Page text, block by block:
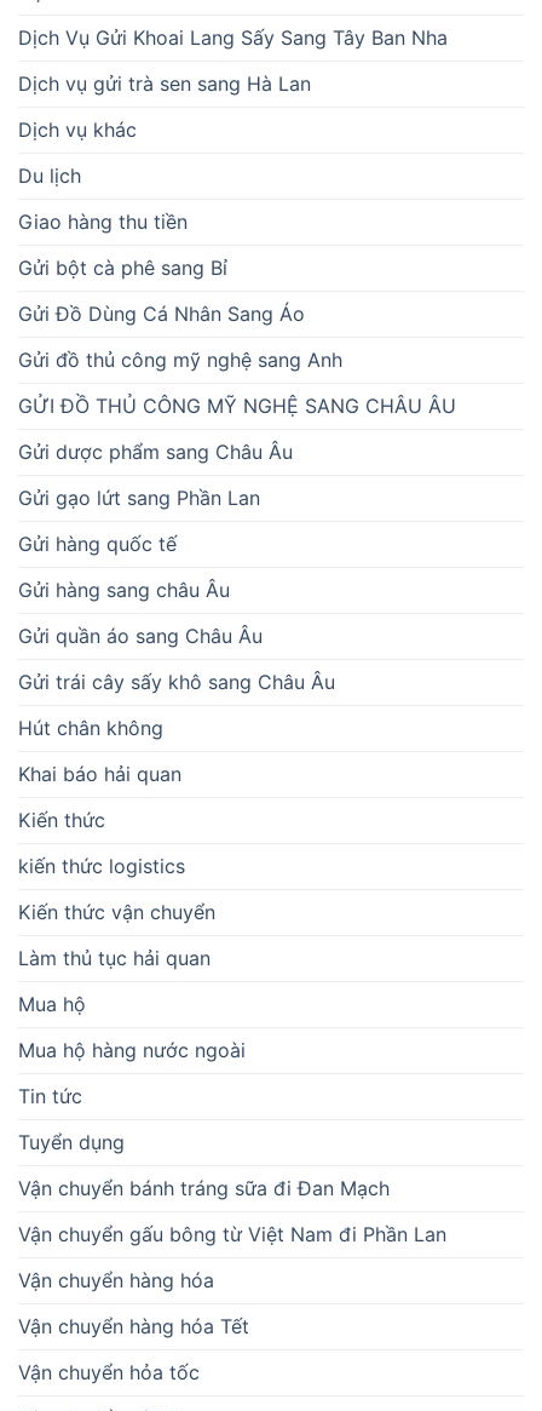
Dịch Vụ Gửi Khoai Lang Sấy Sang Tây Ban Nha
Dịch vụ gửi trà sen sang Hà Lan
Dịch vụ khác
Du lịch
Giao hàng thu tiền
Gửi bột cà phê sang Bỉ
Gửi Đồ Dùng Cá Nhân Sang Áo
Gửi đồ thủ công mỹ nghệ sang Anh
GỬI ĐỒ THỦ CÔNG MỸ NGHỆ SANG CHÂU ÂU
Gửi dược phẩm sang Châu Âu
Gửi gạo lứt sang Phần Lan
Gửi hàng quốc tế
Gửi hàng sang châu Âu
Gửi quần áo sang Châu Âu
Gửi trái cây sấy khô sang Châu Âu
Hút chân không
Khai báo hải quan
Kiến thức
kiến thức logistics
Kiến thức vận chuyển
Làm thủ tục hải quan
Mua hộ
Mua hộ hàng nước ngoài
Tin tức
Tuyển dụng
Vận chuyển bánh tráng sữa đi Đan Mạch
Vận chuyển gấu bông từ Việt Nam đi Phần Lan
Vận chuyển hàng hóa
Vận chuyển hàng hóa Tết
Vận chuyển hỏa tốc